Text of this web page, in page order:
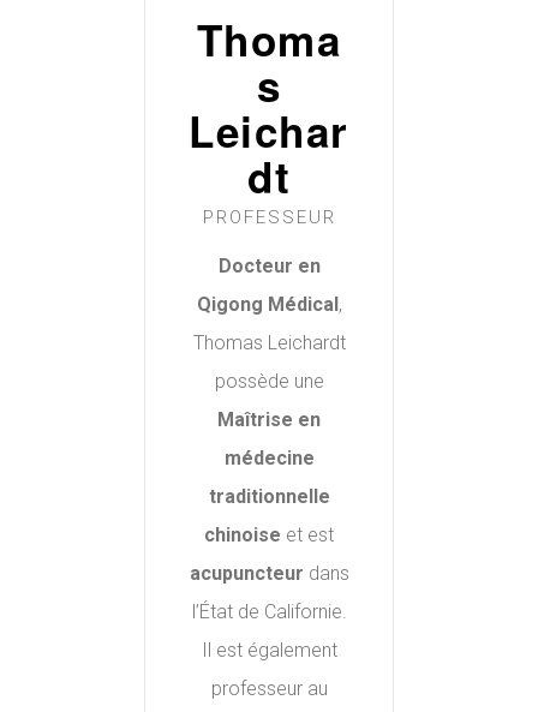
Thoma
s
Leichar
dt
PROFESSEUR
Docteur en
Qigong Médical,
Thomas Leichardt
possède une
Maîtrise en
médecine
traditionnelle
chinoise et est
acupuncteur dans
l’État de Californie.
Il est également
professeur au